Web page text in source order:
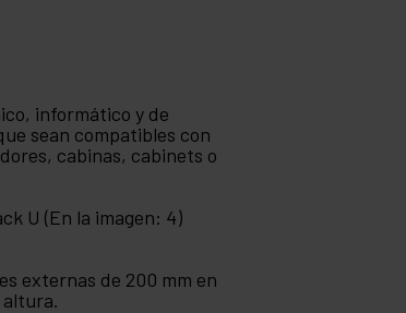
informático y de
sean compatibles con
cabinas, cabinets o
U (En la imagen: 4)
externas de 200 mm en
altura.